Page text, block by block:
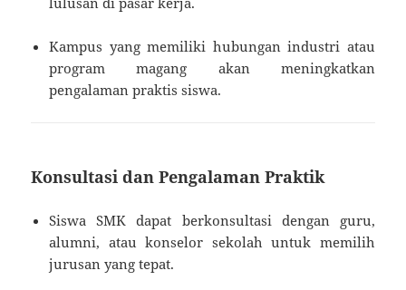
Kampus yang memiliki hubungan industri atau
program magang akan meningkatkan
pengalaman praktis siswa.
Konsultasi dan Pengalaman Praktik
Siswa SMK dapat berkonsultasi dengan guru,
alumni, atau konselor sekolah untuk memilih
jurusan yang tepat.